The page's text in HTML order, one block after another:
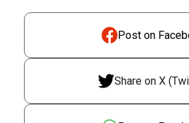
Post on
Share on X